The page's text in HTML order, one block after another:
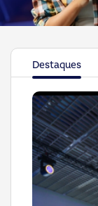
Destaques